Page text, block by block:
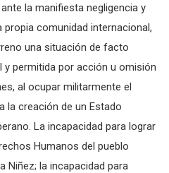
la manifiesta negligencia y
comunidad internacional,
una situación de facto
y permitida por acción u omisión
al ocupar militarmente el
la creación de un Estado
La incapacidad para lograr
Humanos del pueblo
Niñez; la incapacidad para